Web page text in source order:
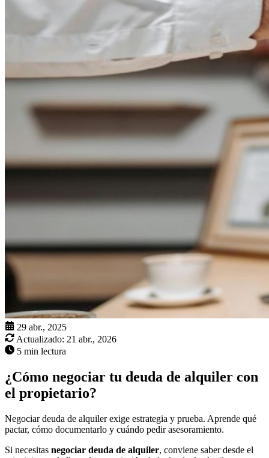
29 abr., 2025
Actualizado: 21 abr., 2026
5 min lectura
¿Cómo negociar tu deuda de alquiler con
el propietario?
Negociar deuda de alquiler exige estrategia y prueba. Aprende qué
pactar, cómo documentarlo y cuándo pedir asesoramiento.
Si necesitas negociar deuda de alquiler, conviene saber desde el